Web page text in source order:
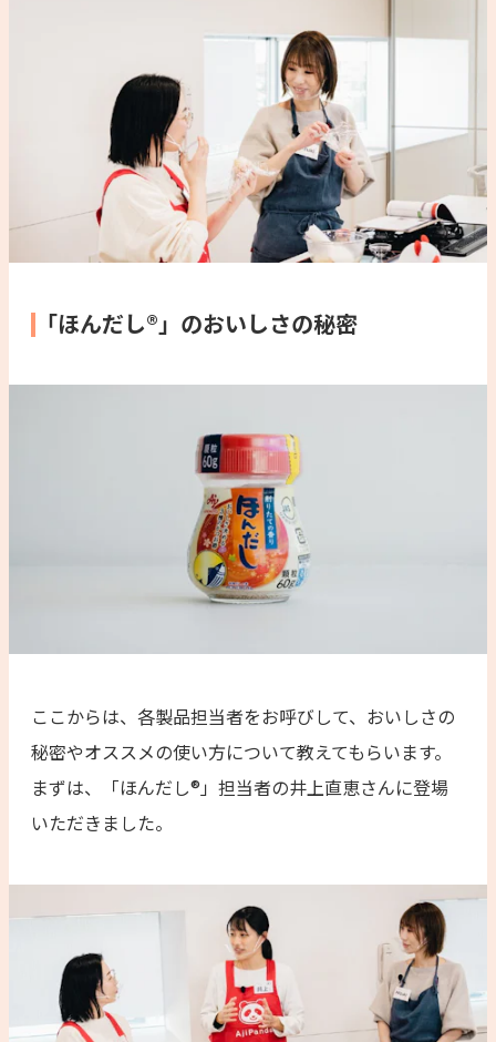
「ほんだし®」のおいしさの秘密
ここからは、各製品担当者をお呼びして、おいしさの
秘密やオススメの使い方について教えてもらいます。
まずは、「ほんだし®」担当者の井上直恵さんに登場
いただきました。